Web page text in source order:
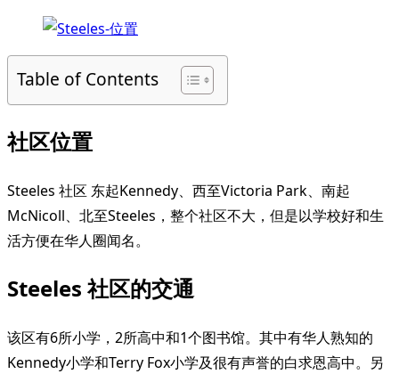
Table of Contents
社区位置
Steeles 社区 东起Kennedy、西至Victoria Park、南起
McNicoll、北至Steeles，整个社区不大，但是以学校好和生
活方便在华人圈闻名。
Steeles 社区的交通
该区有6所小学，2所高中和1个图书馆。其中有华人熟知的
Kennedy小学和Terry Fox小学及很有声誉的白求恩高中。另